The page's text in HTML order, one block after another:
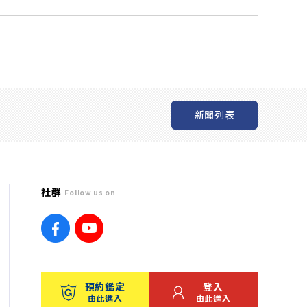
新聞列表
社群 Follow us on
預約鑑定
由此進入
登入
由此進入